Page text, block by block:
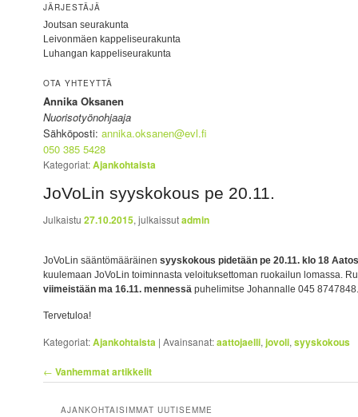
JÄRJESTÄJÄ
Joutsan seurakunta
Leivonmäen kappeliseurakunta
Luhangan kappeliseurakunta
OTA YHTEYTTÄ
Annika Oksanen
Nuorisotyönohjaaja
Sähköposti:annika.oksanen@evl.fi
050 385 5428
Kategoriat:Ajankohtaista
JoVoLin syyskokous pe 20.11.
Julkaistu27.10.2015, julkaissutadmin
JoVoLin sääntömääräinensyyskokous pidetään pe 20.11. klo 18
kuulemaan JoVoLin toiminnasta veloituksettoman ruokailun lomassa.
viimeistään ma 16.11. mennessä puhelimitse Johannalle 045
Tervetuloa!
Kategoriat:Ajankohtaista |Avainsanat:aattojaelli,jovoli,syyskokous
Artikkelien selaus
← Vanhemmat artikkelit
AJANKOHTAISIMMAT UUTISEMME